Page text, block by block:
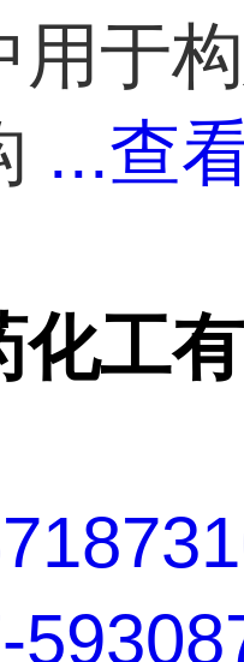
于
...查
工